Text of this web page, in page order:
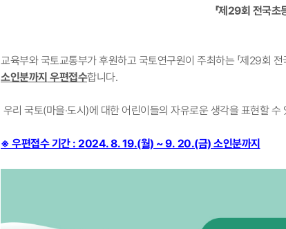
「제29회 전국초
교육부와 국토교통부가 후원하고 국토연구원이 주최하는 「제29회
소인분까지 우편접수합니다.
우리 국토(마을·도시)에 대한 어린이들의 자유로운 생각을 표현할
※ 우편접수 기간 : 2024. 8. 19.(월) ~ 9. 20.(금) 소인분까지